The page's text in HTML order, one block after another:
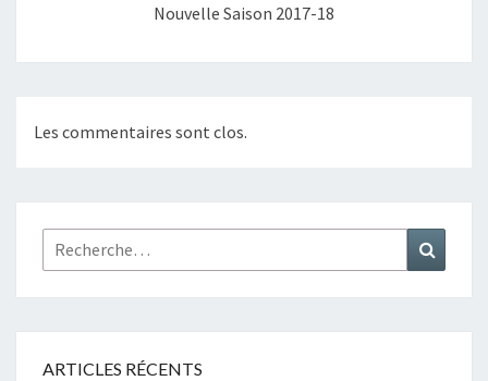
Nouvelle Saison 2017-18
Les commentaires sont clos.
Rechercher :
ARTICLES RÉCENTS